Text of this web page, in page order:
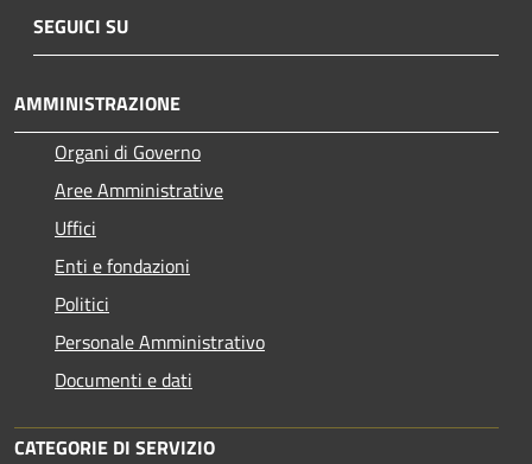
SEGUICI SU
AMMINISTRAZIONE
Organi di Governo
Aree Amministrative
Uffici
Enti e fondazioni
Politici
Personale Amministrativo
Documenti e dati
CATEGORIE DI SERVIZIO